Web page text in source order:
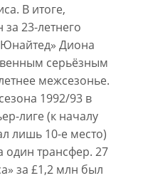
В итоге,
23-летнего
Диона
серьёзным
межсезонье.
1992/93 в
лиге (к началу
лишь 10-е место)
трансфер. 27
за £1,2 млн был